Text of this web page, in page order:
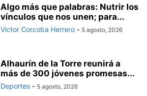
Algo más que palabras: Nutrir los
vínculos que nos unen; para...
Victor Corcoba Herrero - 5 agosto, 2026
Alhaurín de la Torre reunirá a
más de 300 jóvenes promesas...
Deportes - 5 agosto, 2026